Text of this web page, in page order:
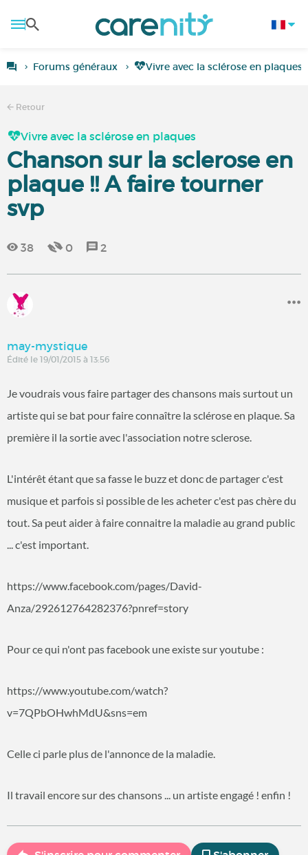
Forums généraux Vivre avec la sclérose en plaques
Retour
Vivre avec la sclérose en plaques
Chanson sur la sclerose en
plaque !! A faire tourner
svp
38 0 2
may-mystique
Édité le 19/01/2015 à 13:56
Je voudrais vous faire partager des chansons mais surtout un
artiste qui se bat pour faire connaître la sclérose en plaque. Sa
première il la sortie avec l'association notre sclerose.
L'intérêt étant que sa fasse le buzz et donc de partager c'est
musique et parfois si possible de les acheter c'est pas chère du
tout. Sa peut aider à faire connaitre la maladie au grand public
... c'est important.
https://www.facebook.com/pages/David-
Anza/292612764282376?pnref=story
Pour ce qui n'ont pas facebook une existe sur youtube :
https://www.youtube.com/watch?
v=7QPbOHwhMdU&sns=em
Celle ci parle plus de l'annonce de la maladie.
Il travail encore sur des chansons ... un artiste engagé ! enfin !